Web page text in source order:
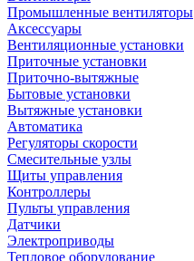
Промышленные вентиляторы
Аксессуары
Вентиляционные установки
Приточные установки
Приточно-вытяжные
Бытовые установки
Вытяжные установки
Автоматика
Регуляторы скорости
Смесительные узлы
Щиты управления
Контроллеры
Пульты управления
Датчики
Электроприводы
Тепловое оборудование